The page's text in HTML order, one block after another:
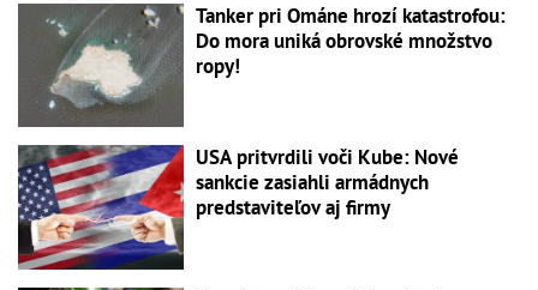
Tanker pri Ománe hrozí katastrofou:
Do mora uniká obrovské množstvo
ropy!
USA pritvrdili voči Kube: Nové
sankcie zasiahli armádnych
predstaviteľov aj firmy